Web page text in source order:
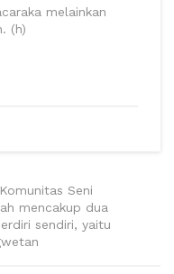
melainkan
(h)
Seni
mencakup dua
sendiri, yaitu